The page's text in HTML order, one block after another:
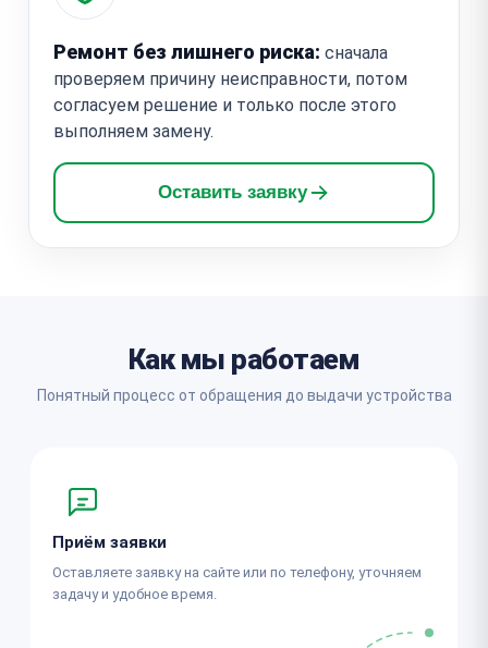
Ремонт без лишнего риска: сначала
проверяем причину неисправности, потом
согласуем решение и только после этого
выполняем замену.
Оставить заявку
Как мы работаем
Понятный процесс от обращения до выдачи устройства
Приём заявки
Оставляете заявку на сайте или по телефону, уточняем
задачу и удобное время.